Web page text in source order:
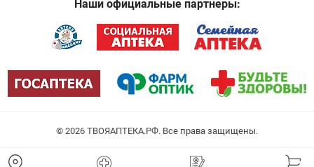
Наши официальные партнеры:
© 2026 . Все права защищены.